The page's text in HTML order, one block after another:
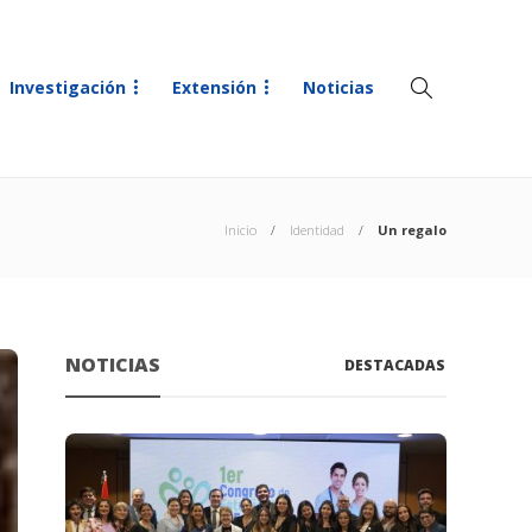
Investigación Extensión Noticias
Inicio Identidad Un regalo
NOTICIAS DESTACADAS